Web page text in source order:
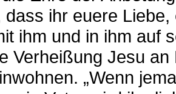
dass ihr euere
ihm und in ihm auf
Verheißung Jesu
„Wenn